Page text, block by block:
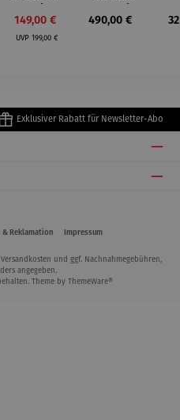
Verkaufspreis:
149,00 €
UVP Regulärer Preis:
199,00 €
Collioure"
Regulärer Preis:
490,00 €
Exklusiver Rabatt für Newsletter-Abo
& Reklamation Impressum
Versandkosten und ggf. Nachnahmegebühren,
angegeben.
Theme by ThemeWare®